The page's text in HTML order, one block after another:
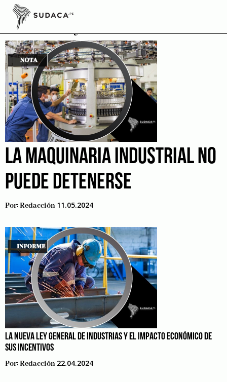
Skip
contentNueva Ley de Industria
LA MAQUINARIA INDUSTRIAL NO
PUEDE DETENERSE
Por:Redacción 11.05.2024
LA NUEVA LEY GENERAL DE INDUSTRIAS Y EL IMPACTO ECONÓMICO DE
SUS INCENTIVOS
Por:Redacción 22.04.2024